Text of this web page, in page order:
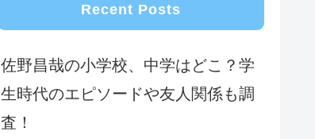
Recent Posts
佐野昌哉の小学校、中学はどこ？学
生時代のエピソードや友人関係も調
査！